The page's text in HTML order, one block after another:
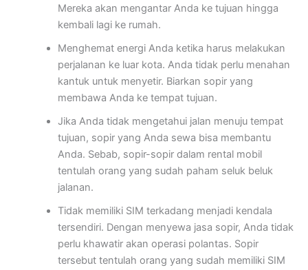
Mereka akan mengantar Anda ke tujuan hingga
kembali lagi ke rumah.
Menghemat energi Anda ketika harus melakukan
perjalanan ke luar kota. Anda tidak perlu menahan
kantuk untuk menyetir. Biarkan sopir yang
membawa Anda ke tempat tujuan.
Jika Anda tidak mengetahui jalan menuju tempat
tujuan, sopir yang Anda sewa bisa membantu
Anda. Sebab, sopir-sopir dalam rental mobil
tentulah orang yang sudah paham seluk beluk
jalanan.
Tidak memiliki SIM terkadang menjadi kendala
tersendiri. Dengan menyewa jasa sopir, Anda tidak
perlu khawatir akan operasi polantas. Sopir
tersebut tentulah orang yang sudah memiliki SIM